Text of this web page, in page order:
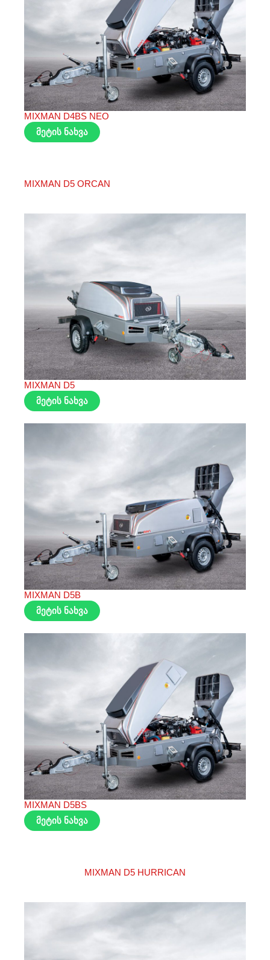
MIXMAN D4BS NEO
მეტის ნახვა
MIXMAN D5 ORCAN
MIXMAN D5
მეტის ნახვა
MIXMAN D5B
მეტის ნახვა
MIXMAN D5BS
მეტის ნახვა
MIXMAN D5 HURRICAN